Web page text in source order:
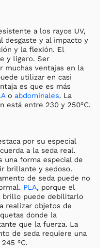
a los rayos UV,
desgaste y al impacto y
y la flexión. El
y ligero. Ser
muchas ventajas en la
utilizar en casi
es que es más
o abdominales. La
está entre 230 y 250°C.
por su especial
a la seda real.
forma especial de
brillante y sedoso.
de seda puede no
PLA, porque el
brillo puede debilitarlo
realizar objetos de
donde la
que la fuerza. La
de seda requiere una
°C.